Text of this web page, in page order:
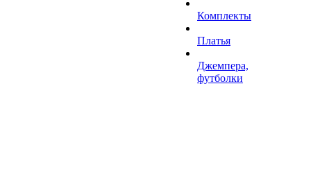
Комплекты
Платья
Джемпера,
футболки